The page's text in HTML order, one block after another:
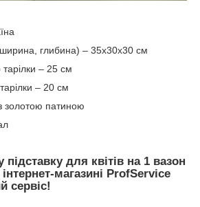
глибина) – 35х30х30 см
тарілки – 25 см
– 20 см
золотою патиною
підставку для квітів на 1 вазон
магазині ProfService
сервіс!